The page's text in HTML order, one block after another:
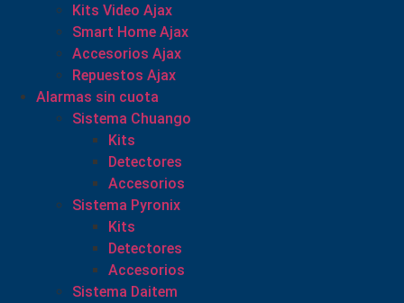
Kits Video Ajax
Smart Home Ajax
Accesorios Ajax
Repuestos Ajax
Alarmas sin cuota
Sistema Chuango
Kits
Detectores
Accesorios
Sistema Pyronix
Kits
Detectores
Accesorios
Sistema Daitem